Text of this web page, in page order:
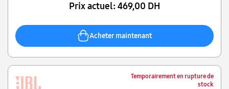
Prix actuel: 469,00 DH
Acheter maintenant
Temporairement en rupture de
stock